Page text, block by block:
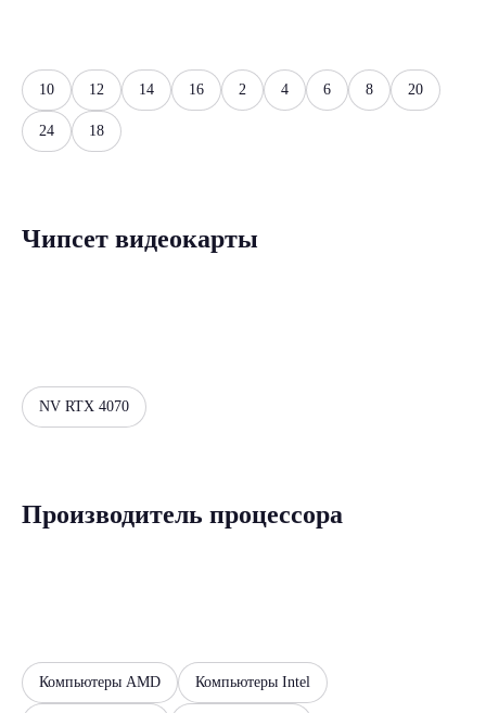
10 12 14 16 2 4 6 8 20
24 18
Чипсет видеокарты
NV RTX 4070
Производитель процессора
Компьютеры AMD Компьютеры Intel